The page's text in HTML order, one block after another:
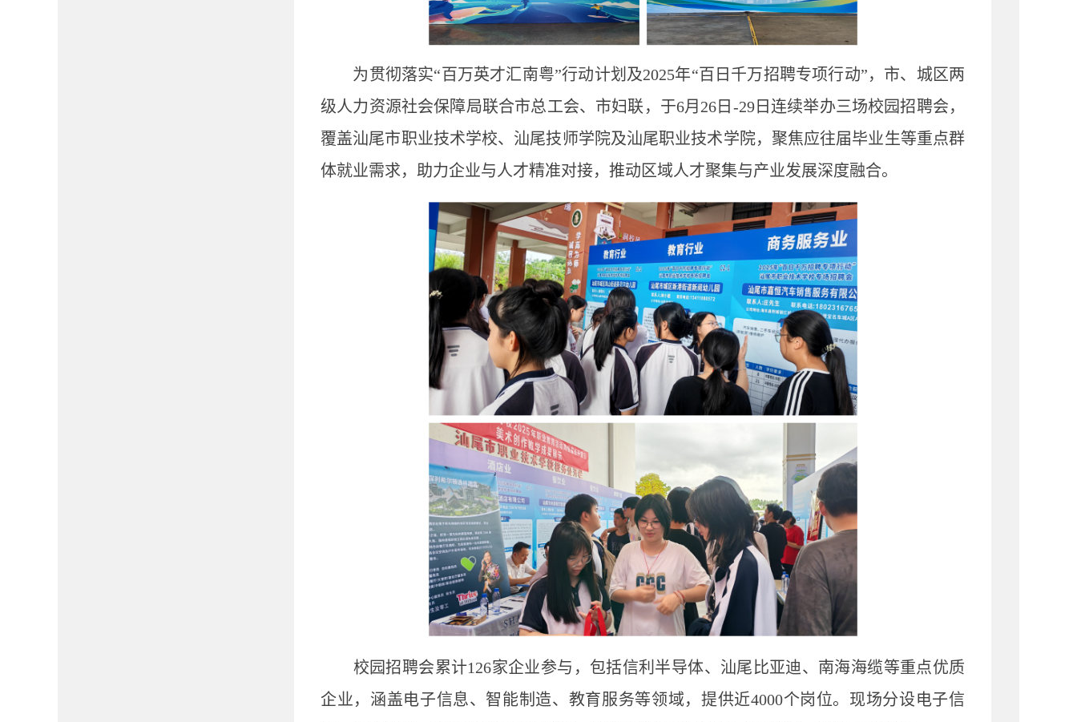
为贯彻落实“百万英才汇南粤”行动计划及2025年“百日千万招聘专项行动”，市、城区两
级人力资源社会保障局联合市总工会、市妇联，于6月 26 日 -29日连续举办三场校园招聘会，
覆盖汕尾市职业技术学校、汕尾技师学院及汕尾职业技术学院，聚焦应往届毕业生等重点群
体就业需求，助力企业与人才精准对接，推动区域人才聚集与产业发展深度融合。
校园招聘会累计126家企业参与，包括信利半导体、汕尾比亚迪、南海海缆等重点优质
企业，涵盖电子信息、智能制造、教育服务等领域，提供近4000个岗位。现场分设电子信